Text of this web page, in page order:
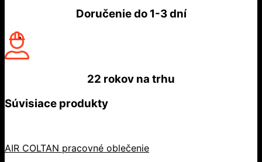
Doručenie do1-3 dní
22 rokov na trhu
Súvisiace produkty
AIR COLTAN pracovné oblečenie